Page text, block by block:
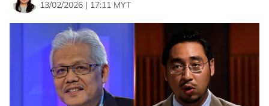
13/02/2026 | 17:11 MYT